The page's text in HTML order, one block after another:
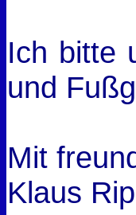
Ich bitte
und
Mit
Klaus